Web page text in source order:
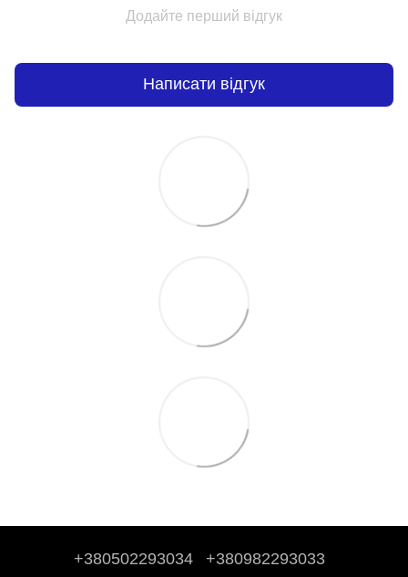
Додайте перший відгук
Написати відгук
+380502293034 +380982293033